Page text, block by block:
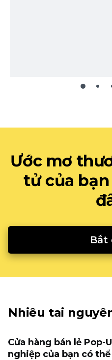
Ước mơ
tử của
Bắt
Nhiêu tai
Cửa hàng bán lẻ Pop-
nghiệp của bạn có